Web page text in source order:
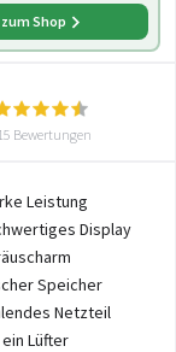
zum Shop
Bewertungen
Leistung
Display
Speicher
Netzteil
Lüfter